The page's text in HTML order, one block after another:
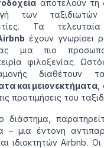
αποτελούν τη
των
Τα
έχουν γνωρίσει
μια πιο
φιλοξενίας.
διαθέτουν
και μειονεκτήματα
προτιμήσεις του
διάστημα,
– μια έντονη
ιδιοκτητών Airbnb.